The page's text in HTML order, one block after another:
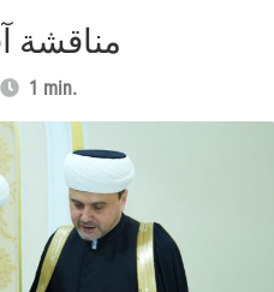
مناقشة
1 min.